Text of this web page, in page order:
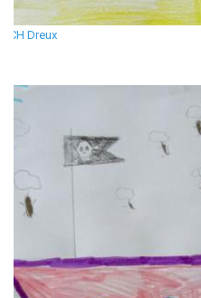
CH Dreux